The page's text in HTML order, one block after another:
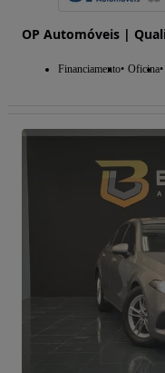
OP Automóveis |
Financiamento Oficina